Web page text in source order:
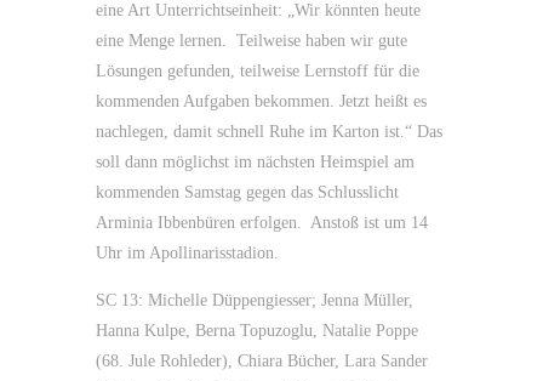
eine Art Unterrichtseinheit: „Wir könnten heute
eine Menge lernen. Teilweise haben wir gute
Lösungen gefunden, teilweise Lernstoff für die
kommenden Aufgaben bekommen. Jetzt heißt es
nachlegen, damit schnell Ruhe im Karton ist.“ Das
soll dann möglichst im nächsten Heimspiel am
kommenden Samstag gegen das Schlusslicht
Arminia Ibbenbüren erfolgen. Anstoß ist um 14
Uhr im Apollinarisstadion.
SC 13: Michelle Düppengiesser; Jenna Müller,
Hanna Kulpe, Berna Topuzoglu, Natalie Poppe
(68. Jule Rohleder), Chiara Bücher, Lara Sander